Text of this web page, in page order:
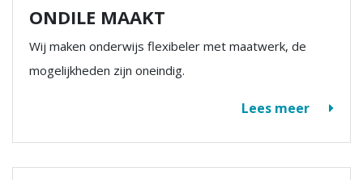
ONDILE MAAKT
Wij maken onderwijs flexibeler met maatwerk, de
mogelijkheden zijn oneindig.
Lees meer